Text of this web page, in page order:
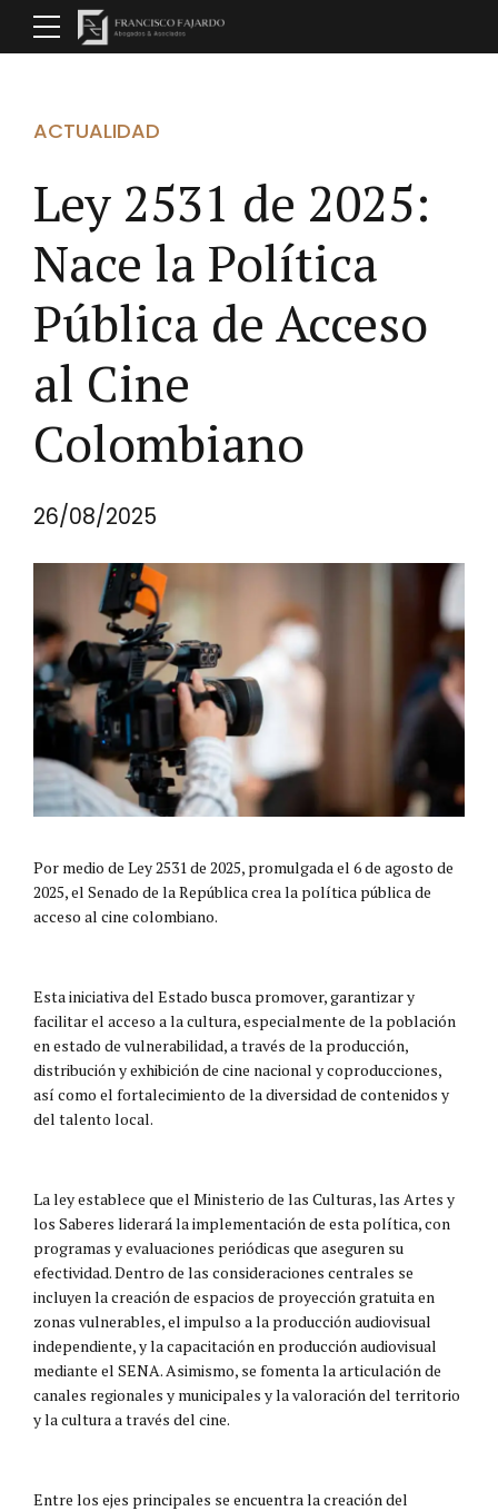
ACTUALIDAD
Ley 2531 de 2025:
Nace la Política
Pública de Acceso
al Cine
Colombiano
26/08/2025
Por medio de Ley 2531 de 2025, promulgada el 6 de agosto de
2025, el Senado de la República crea la política pública de
acceso al cine colombiano.
Esta iniciativa del Estado busca promover, garantizar y
facilitar el acceso a la cultura, especialmente de la población
en estado de vulnerabilidad, a través de la producción,
distribución y exhibición de cine nacional y coproducciones,
así como el fortalecimiento de la diversidad de contenidos y
del talento local.
La ley establece que el Ministerio de las Culturas, las Artes y
los Saberes liderará la implementación de esta política, con
programas y evaluaciones periódicas que aseguren su
efectividad. Dentro de las consideraciones centrales se
incluyen la creación de espacios de proyección gratuita en
zonas vulnerables, el impulso a la producción audiovisual
independiente, y la capacitación en producción audiovisual
mediante el SENA. Asimismo, se fomenta la articulación de
canales regionales y municipales y la valoración del territorio
y la cultura a través del cine.
Entre los ejes principales se encuentra la creación del